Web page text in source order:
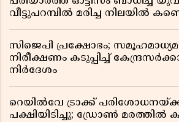
വീട്ടുപറമ്പിൽ മരിച്ച നിലയിൽ
സിജെപി പ്രക്ഷോഭം;
നിരീക്ഷണം കടുപ്പിച്ച്
നിർദേശം
റെയിൽവേ ട്രാക്ക്
പക്ഷിയിടിച്ചു; ഡ്രോൺ മരത്തിൽ